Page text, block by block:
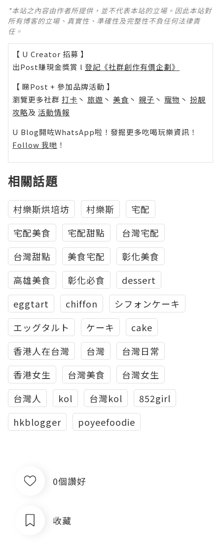
*本站之內容由作者所提供，並不代表本站的立場。因此本站對
所有博客的立場、真實性、準確性及完整性不負任何法律責
任。
【 U Creator 招募 】
出Post賺現金獎賞 l 登記《社群創作有價企劃》
【 睇Post + 參加品牌活動 】
瀏覽更多社群 打卡 丶 旅遊 丶 美食 丶 親子 丶 寵物 丶 扮靚
攻略及 活動情報
U Blog開咗WhatsApp啦！發掘更多吃喝玩樂資訊！
Follow 我哋 ！
相關話題
村樂斯烘培坊 村樂斯
宅配
宅配美食
宅配甜點
台灣宅配
台灣甜點
美食宅配
彰化美食
高雄美食
彰化必食
dessert
eggtart
chiffon
シフォンケーキ
エッグタルト
ケーキ
cake
香港人在台灣
台灣
台灣日常
香港女生
台灣美食
台灣女生
台灣人
kol 台灣kol
852girl
hkblogger
poyeefoodie
0個讚好
收藏